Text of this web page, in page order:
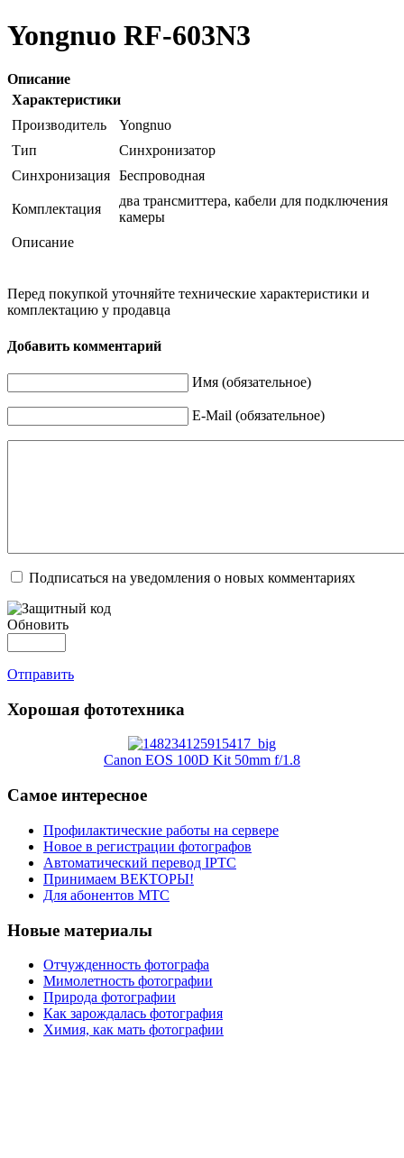
Yongnuo RF-603N3
Описание
Характеристики
Производитель
Yongnuo
Тип
Синхронизатор
Синхронизация Беспроводная
Комплектация
два трансмиттера, кабели для подключения
камеры
Описание
Перед покупкой уточняйте технические характеристики и
комплектацию у продавца
Добавить комментарий
Имя (обязательное)
E-Mail (обязательное)
Подписаться на уведомления о новых комментариях
Обновить
Отправить
Хорошая фототехника
Canon EOS 100D Kit 50mm f/1.8
Самое интересное
Профилактические работы на сервере
Новое в регистрации фотографов
Автоматический перевод IPTC
Принимаем ВЕКТОРЫ!
Для абонентов МТС
Новые материалы
Отчужденность фотографа
Мимолетность фотографии
Природа фотографии
Как зарождалась фотография
Химия, как мать фотографии